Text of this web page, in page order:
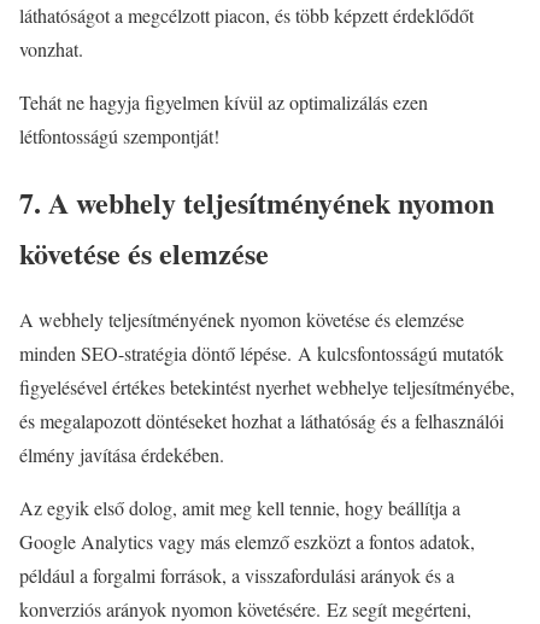
láthatóságot a megcélzott piacon, és több képzett érdeklődőt
vonzhat.
Tehát ne hagyja figyelmen kívül az optimalizálás ezen
létfontosságú szempontját!
7. A webhely teljesítményének nyomon
követése és elemzése
A webhely teljesítményének nyomon követése és elemzése
minden SEO-stratégia döntő lépése. A kulcsfontosságú mutatók
figyelésével értékes betekintést nyerhet webhelye teljesítményébe,
és megalapozott döntéseket hozhat a láthatóság és a felhasználói
élmény javítása érdekében.
Az egyik első dolog, amit meg kell tennie, hogy beállítja a
Google Analytics vagy más elemző eszközt a fontos adatok,
például a forgalmi források, a visszafordulási arányok és a
konverziós arányok nyomon követésére. Ez segít megérteni,